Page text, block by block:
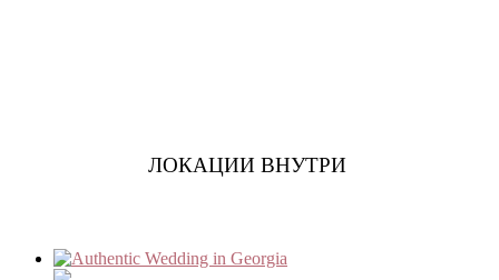
ЛОКАЦИИ ВНУТРИ